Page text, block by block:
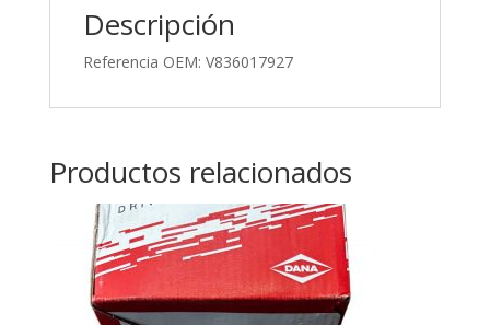
Descripción
Referencia OEM: V836017927
Productos relacionados